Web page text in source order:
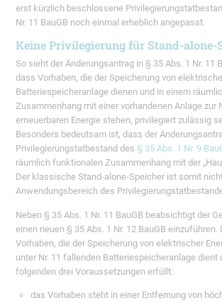
erst kürzlich beschlossene
Nr. 11 BauGB noch einmal erheblich angepasst.
Keine Privilegierung für Stand-alone-
So sieht der Änderungsantrag in § 35 Abs. 1 Nr. 11
dass Vorhaben, die der Speicherung von
Batteriespeicheranlage dienen und in einem
Zusammenhang mit einer vorhandenen Anlage zur
erneuerbaren Energie stehen, privilegiert zulässig
Besonders bedeutsam ist, dass der
Privilegierungstatbestand des§ 35 Abs. 1 Nr. 9
räumlich funktionalen Zusammenhang mit der
Der klassische Stand-alone-Speicher ist somit
Anwendungsbereich des
Neben § 35 Abs. 1 Nr. 11 BauGB beabsichtigt der
einen neuen § 35 Abs. 1 Nr. 12 BauGB
Vorhaben, die der Speicherung von elektrischer
unter Nr. 11 fallenden Batteriespeicheranlage dient
folgenden drei Voraussetzungen erfüllt:
das Vorhaben steht in einer Entfernung von